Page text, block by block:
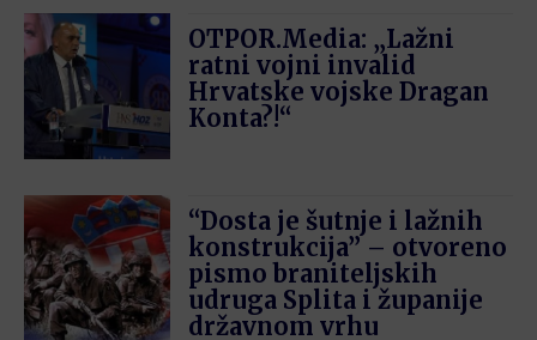
OTPOR.Media: „Lažni
ratni vojni invalid
Hrvatske vojske Dragan
Konta?!“
“Dosta je šutnje i lažnih
konstrukcija” – otvoreno
pismo braniteljskih
udruga Splita i županije
državnom vrhu